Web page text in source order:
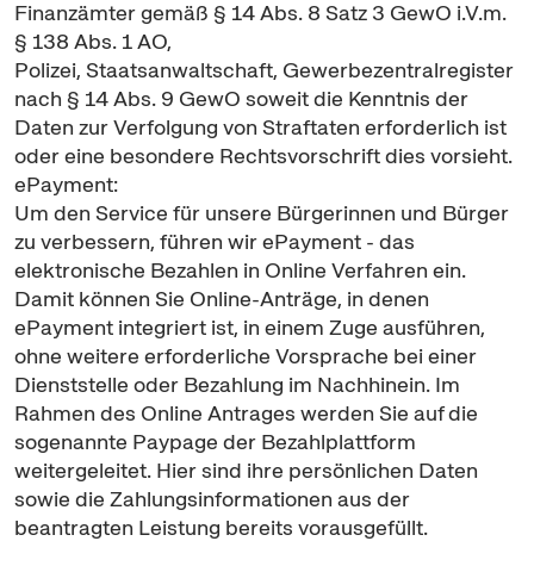
Finanzämter gemäß § 14 Abs. 8 Satz 3 GewO i.V.m.
§ 138 Abs. 1 AO,
Polizei, Staatsanwaltschaft, Gewerbezentralregister
nach § 14 Abs. 9 GewO soweit die Kenntnis der
Daten zur Verfolgung von Straftaten erforderlich ist
oder eine besondere Rechtsvorschrift dies vorsieht.
ePayment:
Um den Service für unsere Bürgerinnen und Bürger
zu verbessern, führen wir ePayment - das
elektronische Bezahlen in Online Verfahren ein.
Damit können Sie Online-Anträge, in denen
ePayment integriert ist, in einem Zuge ausführen,
ohne weitere erforderliche Vorsprache bei einer
Dienststelle oder Bezahlung im Nachhinein. Im
Rahmen des Online Antrages werden Sie auf die
sogenannte Paypage der Bezahlplattform
weitergeleitet. Hier sind ihre persönlichen Daten
sowie die Zahlungsinformationen aus der
beantragten Leistung bereits vorausgefüllt.